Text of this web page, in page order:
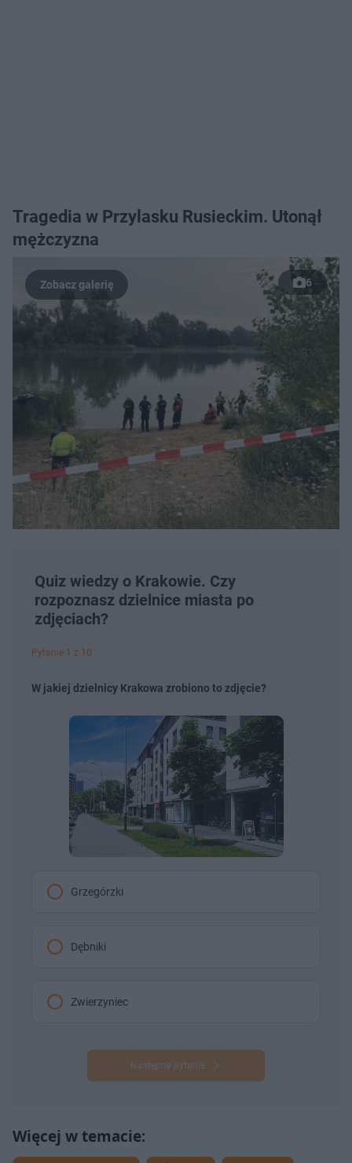
Tragedia w Przylasku Rusieckim. Utonął
mężczyzna
6
Quiz wiedzy o Krakowie. Czy
rozpoznasz dzielnice miasta po
zdjęciach?
Pytanie 1 z 10
W jakiej dzielnicy Krakowa zrobiono to zdjęcie?
Grzegórzki
Dębniki
Zwierzyniec
Następne pytanie